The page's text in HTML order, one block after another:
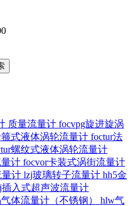
质量流量计 focvpg旋进旋涡
箍式液体涡轮流量计 foctur法
螺纹式液体涡轮流量计
计 focvor卡装式涡街流量计
量计 lzj玻璃转子流量计 hh5金
插入式超声波流量计
体流量计（不锈钢） hlw气